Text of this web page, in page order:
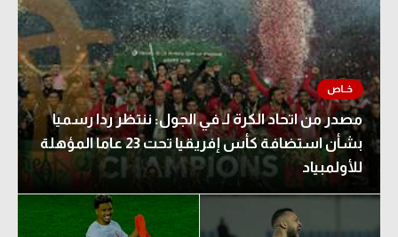
مصدر من اتحاد الكرة لـ في الجول: ننتظر ردا رسميا
بشأن استضافة كأس إفريقيا تحت 23 عاما المؤهلة
للأولمبياد